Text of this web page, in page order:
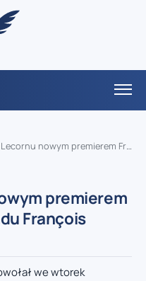
premierem Francji po upadku rządu François Bayrou
premierem
François
we wtorek